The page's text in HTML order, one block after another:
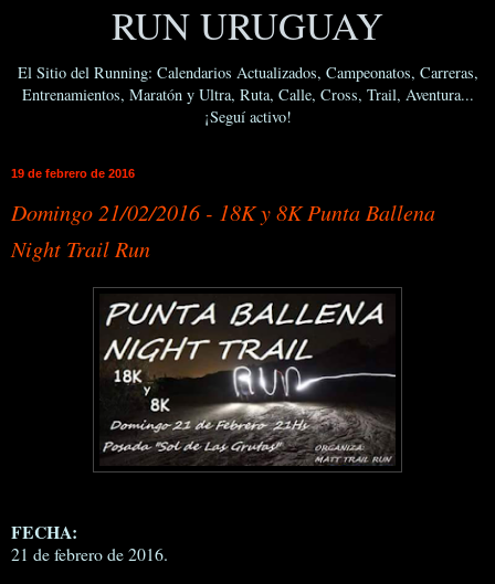
RUN URUGUAY
El Sitio del Running: Calendarios Actualizados, Campeonatos, Carreras,
Entrenamientos, Maratón y Ultra, Ruta, Calle, Cross, Trail, Aventura...
¡Seguí activo!
19 de febrero de 2016
Domingo 21/02/2016 - 18K y 8K Punta Ballena
Night Trail Run
FECHA:
21 de febrero de 2016.